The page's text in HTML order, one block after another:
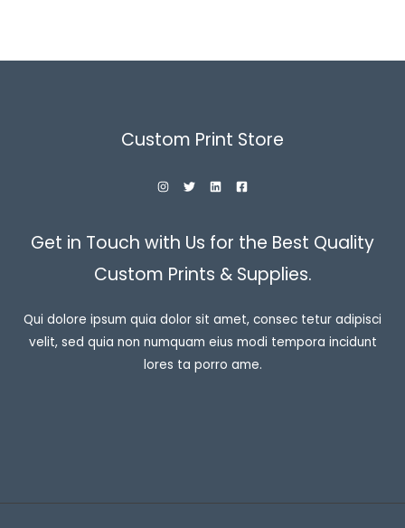
Custom Print Store
Get in Touch with Us for the Best Quality
Custom Prints & Supplies.
Qui dolore ipsum quia dolor sit amet, consec tetur adipisci
velit, sed quia non numquam eius modi tempora incidunt
lores ta porro ame.